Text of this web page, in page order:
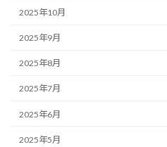
2025年10月
2025年9月
2025年8月
2025年7月
2025年6月
2025年5月